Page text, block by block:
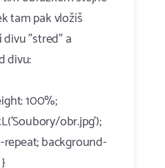
tam pak vložíš
"stred" a
divu:
100%;
obr.jpg');
background-